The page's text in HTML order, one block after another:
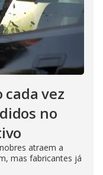
cada vez
no
atraem a
mas fabricantes já